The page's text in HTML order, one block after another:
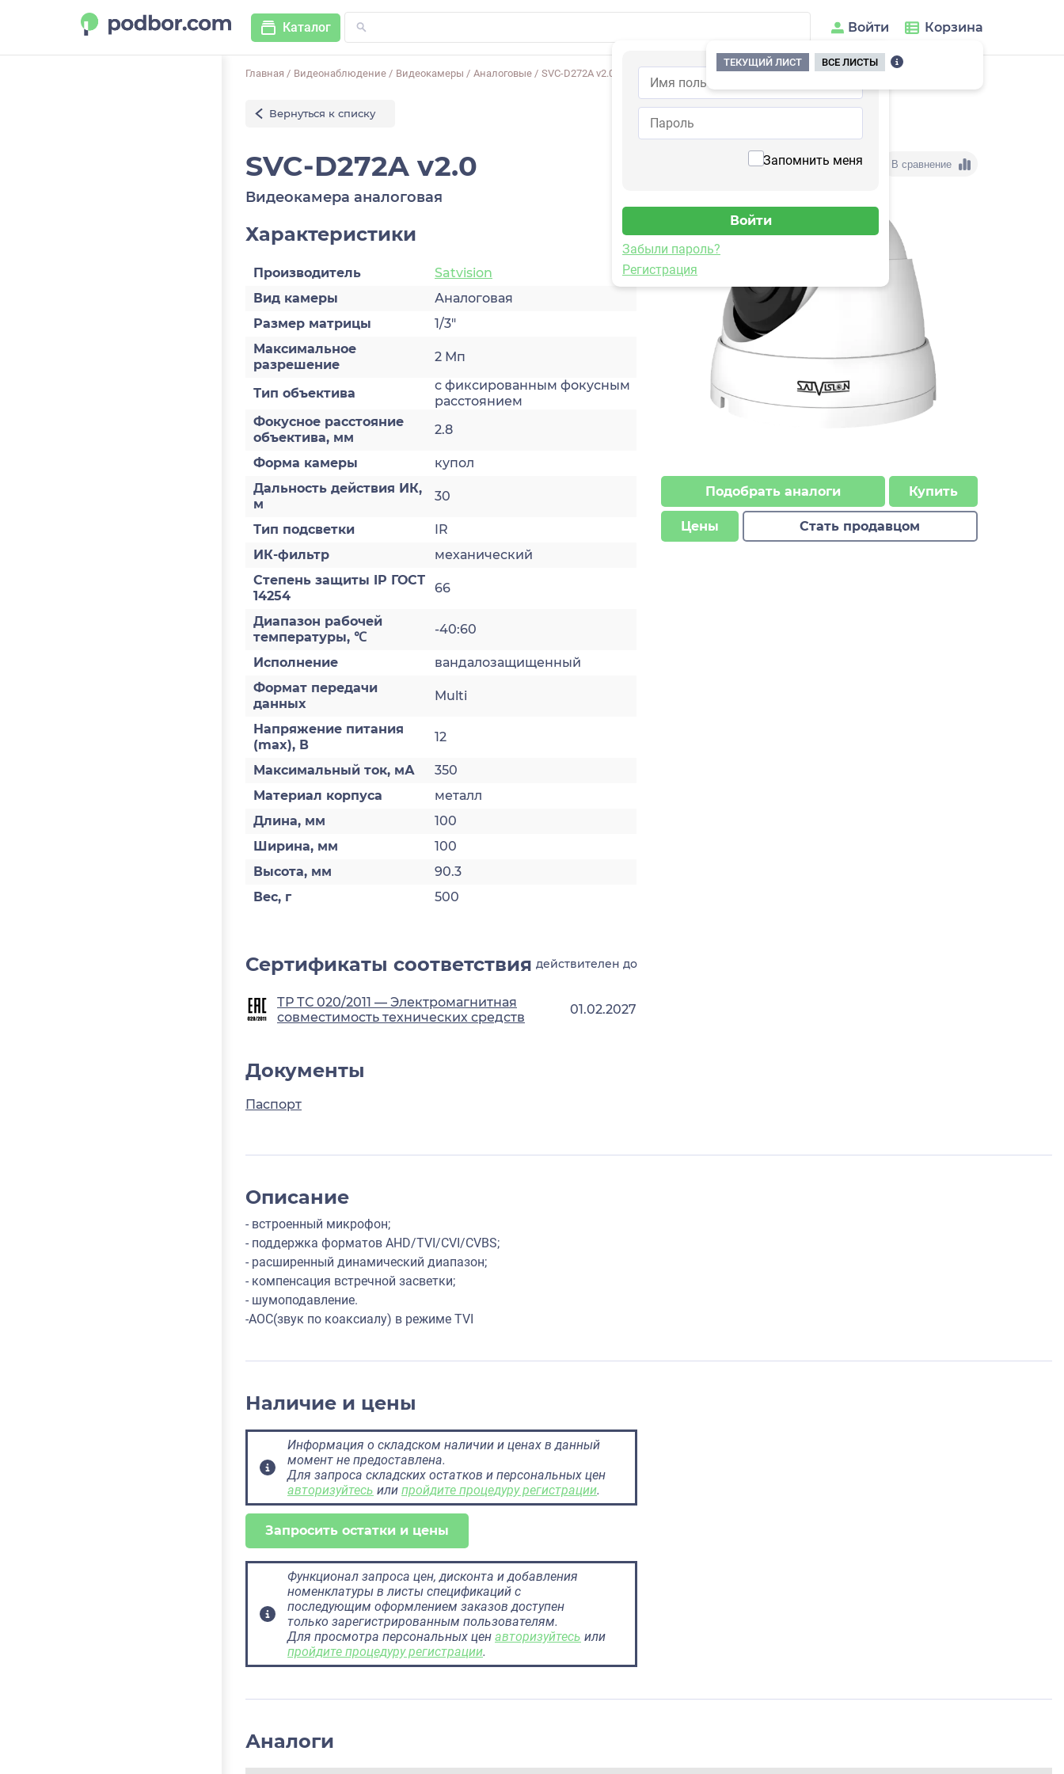
Каталог Войти
Запомнить меня
Забыли пароль?
Регистрация
Корзина
ТЕКУЩИЙ ЛИСТ
ВСЕ ЛИСТЫ
Главная / Видеонаблюдение / Видеокамеры / Аналоговые / SVC-D272A v2.0
Вернуться к списку
SVC-D272A v2.0
Видеокамера аналоговая
Характеристики
Производитель
Satvision
Вид камеры
Аналоговая
Размер матрицы
1/3″
Максимальное
разрешение
2 Мп
Тип объектива
с фиксированным фокусным
расстоянием
Фокусное расстояние
объектива, мм
2.8
Форма камеры
купол
Дальность действия ИК,
м
30
Тип подсветки
IR
ИК-фильтр
механический
Степень защиты IP ГОСТ
14254
66
Диапазон рабочей
температуры, ℃
-40:60
Исполнение
вандалозащищенный
Формат передачи
данных
Multi
Напряжение питания
(max), В
12
Максимальный ток, мА
350
Материал корпуса
металл
Длина, мм
100
Ширина, мм
100
Высота, мм
90.3
Вес, г
500
В сравнение
Подобрать аналоги Купить
Цены Стать продавцом
Сертификаты соответствия действителен до
ТР ТС 020/2011 — Электромагнитная
совместимость технических средств
01.02.2027
Документы
Паспорт
Описание
- встроенный микрофон;
- поддержка форматов AHD/TVI/CVI/CVBS;
- расширенный динамический диапазон;
- компенсация встречной засветки;
- шумоподавление.
-AOC(звук по коаксиалу) в режиме TVI
Наличие и цены
Информация о складском наличии и ценах в данный
момент не предоставлена.
Для запроса складских остатков и персональных цен
авторизуйтесь или пройдите процедуру регистрации.
Запросить остатки и цены
Функционал запроса цен, дисконта и добавления
номенклатуры в листы спецификаций с
последующим оформлением заказов доступен
только зарегистрированным пользователям.
Для просмотра персональных цен авторизуйтесь или
пройдите процедуру регистрации.
Аналоги